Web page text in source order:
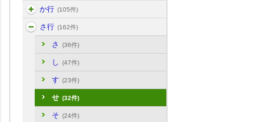
か行 (105件)
さ行 (162件)
さ (36件)
し (47件)
す (23件)
せ (32件)
そ (24件)